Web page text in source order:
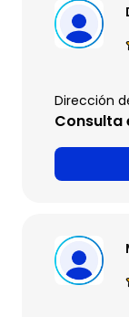
Dirección
Consulta